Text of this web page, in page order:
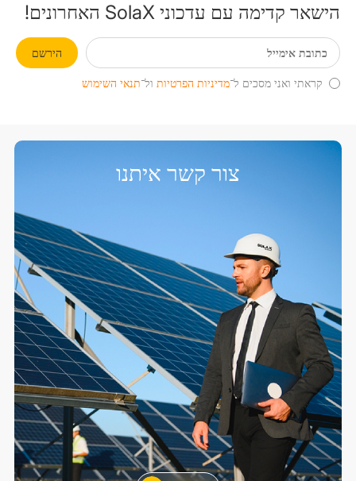
הישאר קדימה עם עדכוני SolaX האחרונים!
הירשם
קראתי ואני מסכים ל־מדיניות הפרטיות ול־תנאי השימוש
צור קשר איתנו